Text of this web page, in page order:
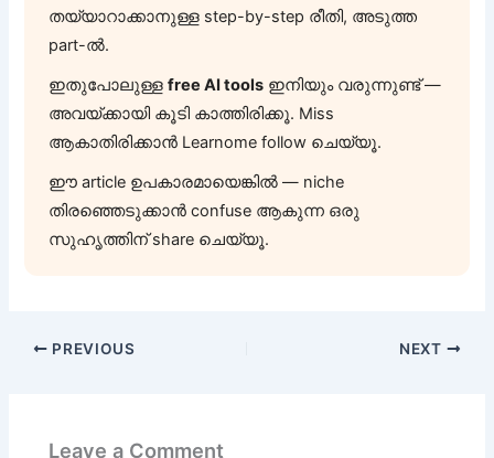
തയ്യാറാക്കാനുള്ള step-by-step രീതി, അടുത്ത
part-ൽ.
ഇതുപോലുള്ളfree AI tools ഇനിയും വരുന്നുണ്ട് —
അവയ്ക്കായി കൂടി കാത്തിരിക്കൂ. Miss
ആകാതിരിക്കാൻ Learnome follow ചെയ്യൂ.
ഈ article ഉപകാരമായെങ്കിൽ — niche
തിരഞ്ഞെടുക്കാൻ confuse ആകുന്ന ഒരു
സുഹൃത്തിന് share ചെയ്യൂ.
PREVIOUS NEXT
Leave a Comment